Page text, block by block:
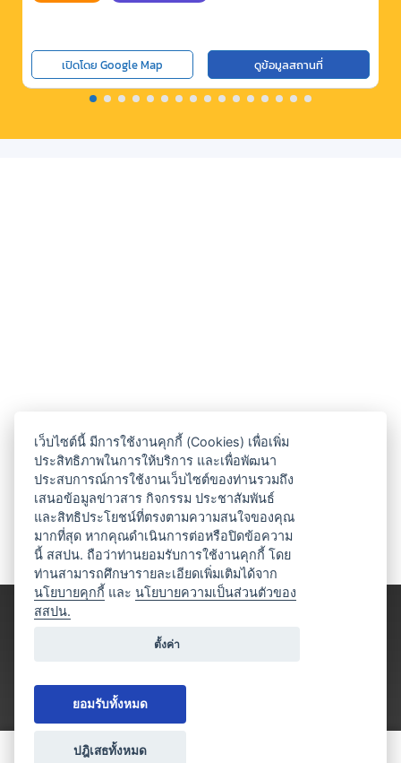
เปิดโดย Google Map ดูข้อมูลสถานที่
เว็บไซต์นี้ มีการใช้งานคุกกี้ (Cookies) เพื่อเพิ่ม
ประสิทธิภาพในการให้บริการ และเพื่อพัฒนา
ประสบการณ์การใช้งานเว็บไซต์ของท่านรวมถึง
เสนอข้อมูลข่าวสาร กิจกรรม ประชาสัมพันธ์
และสิทธิประโยชน์ที่ตรงตามความสนใจของคุณ
มากที่สุด หากคุณดำเนินการต่อหรือปิดข้อความ
นี้ สสปน. ถือว่าท่านยอมรับการใช้งานคุกกี้ โดย
ท่านสามารถศึกษารายละเอียดเพิ่มเติมได้จาก
นโยบายคุกกี้ และนโยบายความเป็นส่วนตัวของ
สสปน.
ตั้งค่า
ยอมรับทั้งหมด
ปฎิเสธทั้งหมด